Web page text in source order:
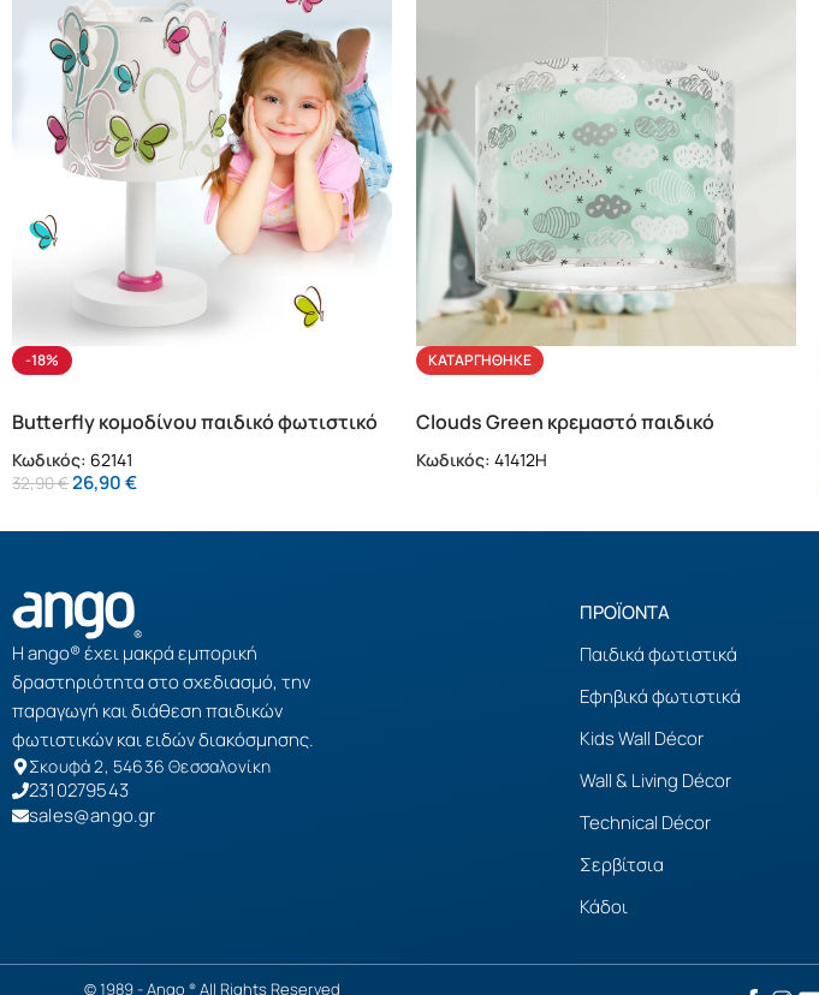
-18%
Butterfly κομοδίνου παιδικό φωτιστικό
(62141)
Κωδικός: 62141
32,90€26,90€
ΚΑΤΑΡΓΉΘΗΚΕ
Clouds Green κρεμαστό παιδικό
φωτιστικό (41412H)
Κωδικός: 41412H
Η ango® έχει μακρά εμπορική
δραστηριότητα στο σχεδιασμό, την
παραγωγή και διάθεση παιδικών
φωτιστικών και ειδών διακόσμησης.
Σκουφά 2, 54636 Θεσσαλονίκη
2310279543
sales@ango.gr
ΠΡΟΪΟΝΤΑ
Παιδικά φωτιστικά
Εφηβικά φωτιστικά
Kids Wall Décor
Wall & Living Décor
Technical Décor
Σερβίτσια
Κάδοι
© 1989 -Ango ® All Rights Reserved